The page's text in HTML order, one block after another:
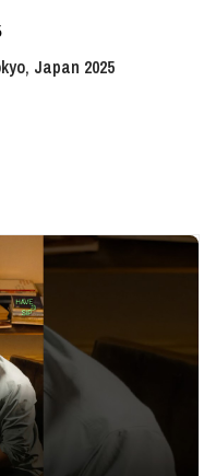
Japan 2025